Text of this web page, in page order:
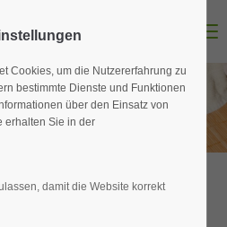
Cookies, um die Nutzererfahrung zu
bestimmte Dienste und Funktionen
über den Einsatz von
erhalten Sie in der
damit die Website korrekt